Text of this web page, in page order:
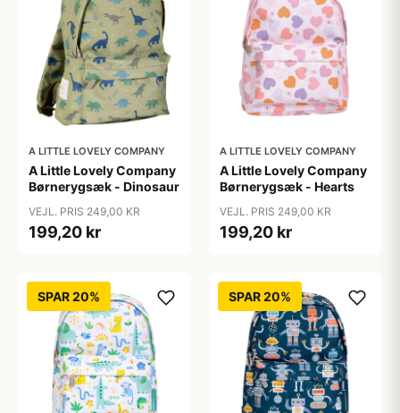
A LITTLE LOVELY COMPANY
A Little Lovely Company
Børnerygsæk - Dinosaur
VEJL. PRIS 249,00 KR
199,20 kr
A LITTLE LOVELY COMPANY
A Little Lovely Company
Børnerygsæk - Hearts
VEJL. PRIS 249,00 KR
199,20 kr
SPAR 20% SPAR 20%